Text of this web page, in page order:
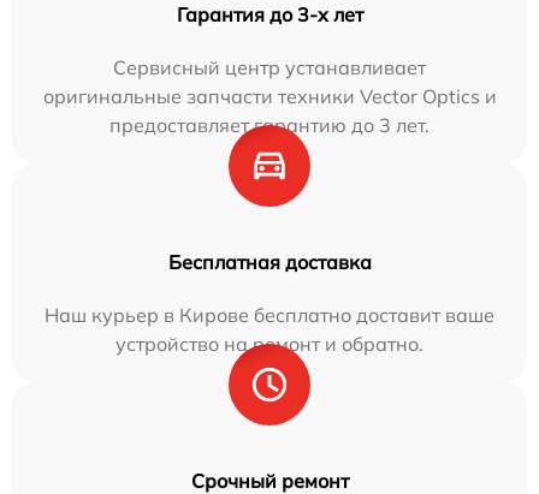
Гарантия до 3-х лет
Сервисный центр устанавливает
оригинальные запчасти техники Vector Optics и
предоставляет гарантию до 3 лет.
Бесплатная доставка
Наш курьер в Кирове бесплатно доставит ваше
устройство на ремонт и обратно.
Срочный ремонт